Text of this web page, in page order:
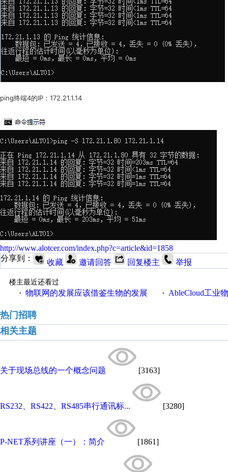
ping终端4的IP：172.21.1.14
http://www.alotcer.com/index.php?c=article&id=1858
分享到：
收藏 邀请回答 回复楼主 举报
楼主最近还看过
· 物联网的发展应该借鉴生物的发展 · AbleCloud工业物联
热门招聘
相关主题
关于现场总线的一个概念问题 [3163]
RS232、RS422、RS485串行通讯标... [3280]
P-NET系列讲座（一）：简介 [1861]